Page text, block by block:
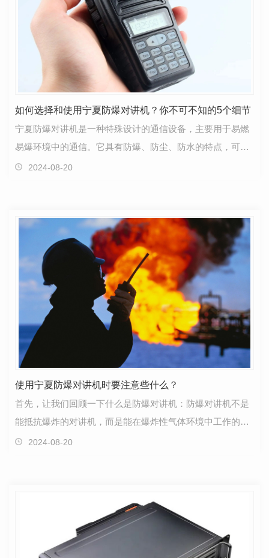
如何选择和使用宁夏防爆对讲机？你不可不知的5个细节
宁夏防爆对讲机是一种特殊设计的通信设备，主要用于易燃
易爆环境中的通信。它具有防爆、防尘、防水的特点，可广
泛应用于石化、矿山、冶金等行业。在选择和使用防爆…
2024-08-20
使用宁夏防爆对讲机时要注意些什么？
首先，让我们回顾一下什么是防爆对讲机：防爆对讲机不是
能抵抗爆炸的对讲机，而是能在爆炸性气体环境中工作的对
讲机。适用于石化、火电、食品加工等危险可燃气体或…
2024-08-20